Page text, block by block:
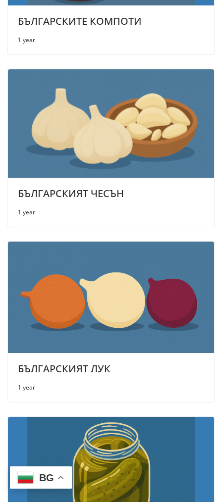
БЪЛГАРСКИТЕ КОМПОТИ
1 year
БЪЛГАРСКИЯТ ЧЕСЪН
1 year
БЪЛГАРСКИЯТ ЛУК
1 year
BG